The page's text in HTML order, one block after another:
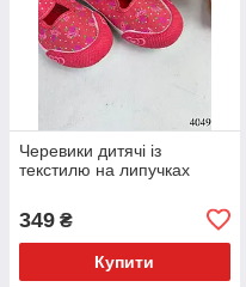
Черевики дитячі із
текстилю на липучках
349 ₴
Купити